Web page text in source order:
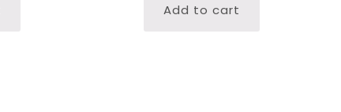
Add to cart